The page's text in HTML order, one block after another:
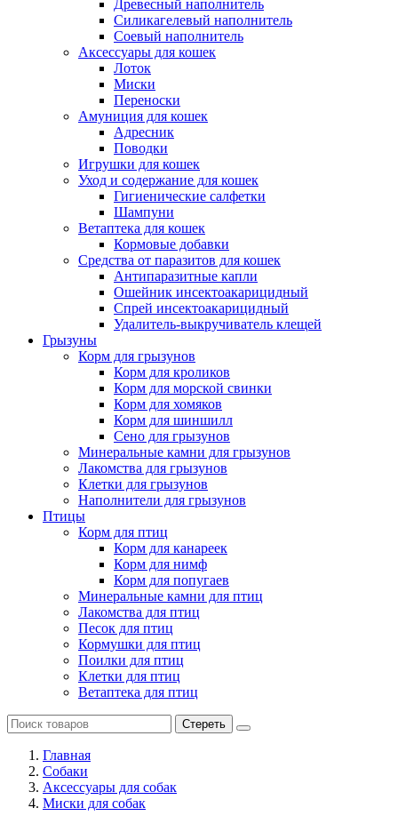
Древесный наполнитель
Силикагелевый наполнитель
Соевый наполнитель
Аксессуары для кошек
Лоток
Миски
Переноски
Амуниция для кошек
Адресник
Поводки
Игрушки для кошек
Уход и содержание для кошек
Гигиенические салфетки
Шампуни
Ветаптека для кошек
Кормовые добавки
Средства от паразитов для кошек
Антипаразитные капли
Ошейник инсектоакарицидный
Спрей инсектоакарицидный
Удалитель-выкручиватель клещей
Грызуны
Корм для грызунов
Корм для кроликов
Корм для морской свинки
Корм для хомяков
Корм для шиншилл
Сено для грызунов
Минеральные камни для грызунов
Лакомства для грызунов
Клетки для грызунов
Наполнители для грызунов
Птицы
Корм для птиц
Корм для канареек
Корм для нимф
Корм для попугаев
Минеральные камни для птиц
Лакомства для птиц
Песок для птиц
Кормушки для птиц
Поилки для птиц
Клетки для птиц
Ветаптека для птиц
Стереть
Главная
Cобаки
Аксессуары для собак
Миски для собак